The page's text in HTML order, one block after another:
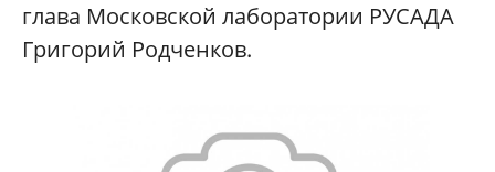
глава Московской лаборатории РУСАДА
Григорий Родченков.